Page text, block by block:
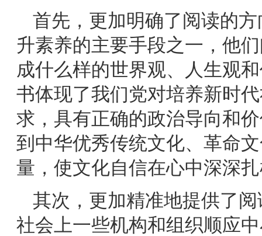
首先，更加明确了阅读的
升素养的主要手段之一，他
成什么样的世界观、人生观
书体现了我们党对培养新时
求，具有正确的政治导向和
到中华优秀传统文化、革命
量，使文化自信在心中深深
其次，更加精准地提供了
社会上一些机构和组织顺应